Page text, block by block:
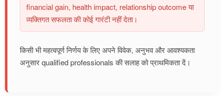
financial gain, health impact, relationship outcome या
व्यक्तिगत सफलता की कोई गारंटी नहीं देता।
किसी भी महत्वपूर्ण निर्णय के लिए अपने विवेक, अनुभव और आवश्यकता
अनुसार qualified professionals की सलाह को प्राथमिकता दें।